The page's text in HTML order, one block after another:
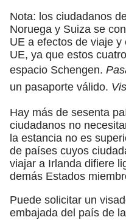
Nota: los ciudadanos
Noruega y Suiza se
UE a efectos de viaje
UE, ya que estos
espacio Schengen.
un pasaporte válido.
Hay más de sesenta
ciudadanos no
la estancia no es
de países cuyos
viajar a Irlanda difiere
demás Estados
Puede solicitar un
embajada del país de